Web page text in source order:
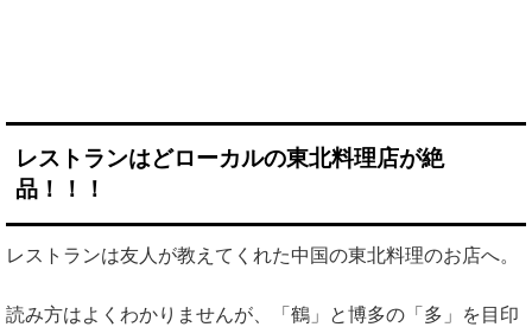
レストランはどローカルの東北料理店が絶
品！！！
レストランは友人が教えてくれた中国の東北料理のお店へ。
読み方はよくわかりませんが、「鶴」と博多の「多」を目印